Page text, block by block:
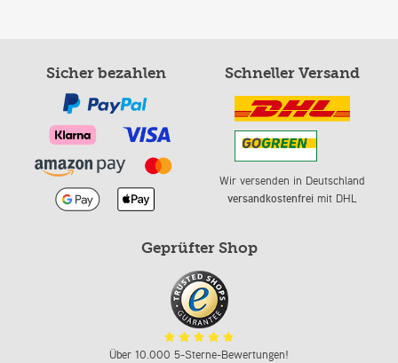
Sicher bezahlen Schneller Versand
Wir versenden in Deutschland
versandkostenfreimit DHL
Geprüfter Shop
Über 10.000 5-Sterne-Bewertungen!